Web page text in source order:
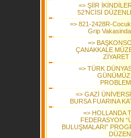
=> ŞİİR
52’NCİSİ
=> 821-2428R-
Grip
=>
ÇANAKKALE
ZİYARET
=> TÜRK
=> GAZİ
BURSA FUARINA
=> HOLLANDA
FEDERASYON
BULUŞMALARI”